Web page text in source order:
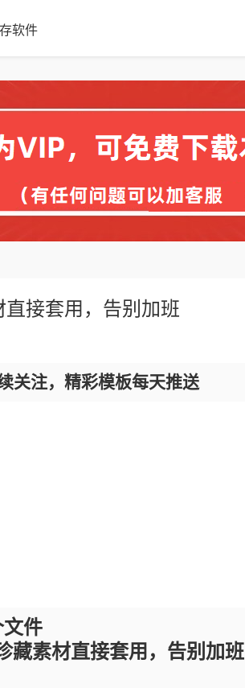
软件
接套用，告别加班
关注，精彩模板每天推送
件
藏素材直接套用，告别加班